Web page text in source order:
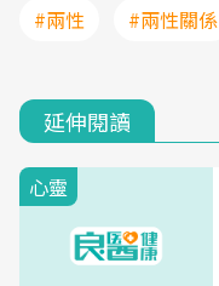
#兩性 #兩性關係
延伸閱讀
心靈